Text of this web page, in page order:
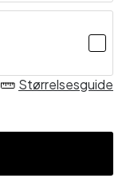
Størrelsesguide